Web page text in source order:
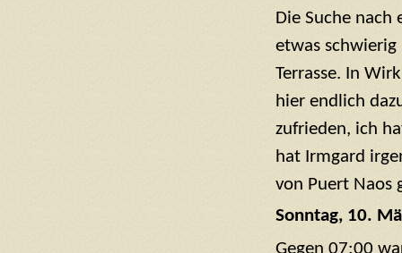
Die Suche
etwas
Terrasse. In
hier endlich
zufrieden, ich
hat Irmgard
von Puert Naos
Sonntag, 10.
Gegen 07:00